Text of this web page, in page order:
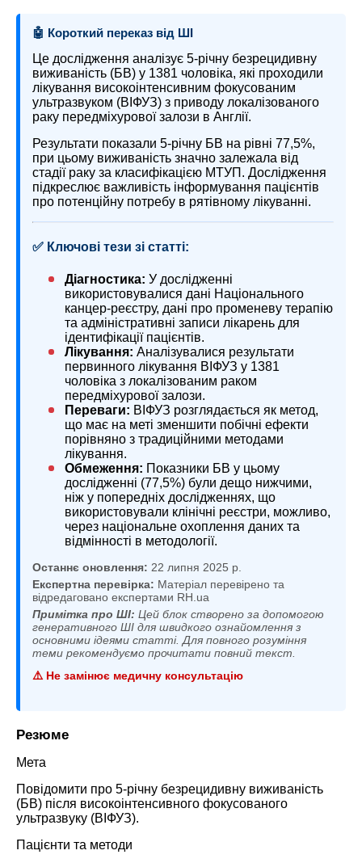
🤖 Короткий переказ від ШІ
Це дослідження аналізує 5-річну безрецидивну
виживаність (БВ) у 1381 чоловіка, які проходили
лікування високоінтенсивним фокусованим
ультразвуком (ВІФУЗ) з приводу локалізованого
раку передміхурової залози в Англії.
Результати показали 5-річну БВ на рівні 77,5%,
при цьому виживаність значно залежала від
стадії раку за класифікацією МТУП. Дослідження
підкреслює важливість інформування пацієнтів
про потенційну потребу в рятівному лікуванні.
✅ Ключові тези зі статті:
Діагностика: У дослідженні
використовувалися дані Національного
канцер-реєстру, дані про променеву терапію
та адміністративні записи лікарень для
ідентифікації пацієнтів.
Лікування: Аналізувалися результати
первинного лікування ВІФУЗ у 1381
чоловіка з локалізованим раком
передміхурової залози.
Переваги: ВІФУЗ розглядається як метод,
що має на меті зменшити побічні ефекти
порівняно з традиційними методами
лікування.
Обмеження: Показники БВ у цьому
дослідженні (77,5%) були дещо нижчими,
ніж у попередніх дослідженнях, що
використовували клінічні реєстри, можливо,
через національне охоплення даних та
відмінності в методології.
Останнє оновлення: 22 липня 2025 р.
Експертна перевірка: Матеріал перевірено та
відредаговано експертами RH.ua
Примітка про ШІ: Цей блок створено за допомогою
генеративного ШІ для швидкого ознайомлення з
основними ідеями статті. Для повного розуміння
теми рекомендуємо прочитати повний текст.
⚠️ Не замінює медичну консультацію
Резюме
Мета
Повідомити про 5-річну безрецидивну виживаність
(БВ) після високоінтенсивного фокусованого
ультразвуку (ВІФУЗ).
Пацієнти та методи